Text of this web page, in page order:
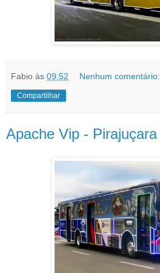
Fabio às 09:52 Nenhum comentário:
Compartilhar
Apache Vip - Pirajuçara